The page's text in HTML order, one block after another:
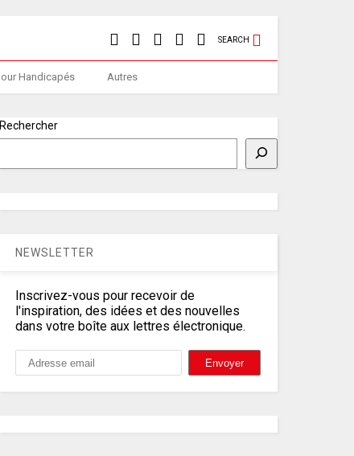
SEARCH
Handicapés Autres
Rechercher
NEWSLETTER
Inscrivez-vous pour recevoir de
l'inspiration, des idées et des nouvelles
dans votre boîte aux lettres électronique.